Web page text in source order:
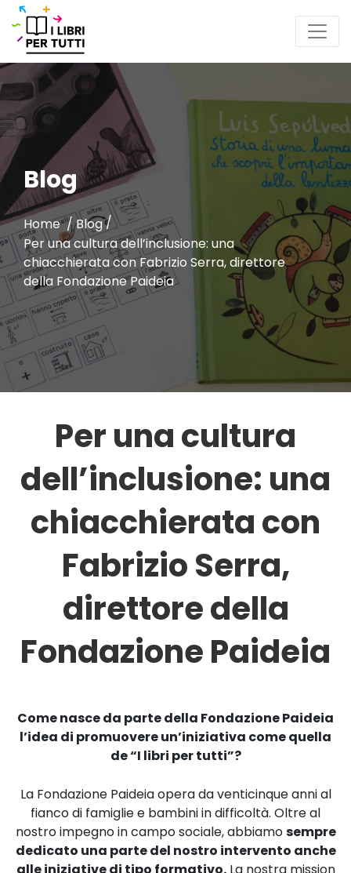
Blog
Home /Blog/
Per una cultura dell’inclusione: una
chiacchierata con Fabrizio Serra, direttore
della Fondazione Paideia
Per una cultura
dell’inclusione: una
chiacchierata con
Fabrizio Serra,
direttore della
Fondazione Paideia
Come nasce da parte della Fondazione Paideia
l’idea di promuovere un’iniziativa come quella
de“I libri per tutti”?
La Fondazione Paideia opera da venticinque anni al
fianco di famiglie e bambini in difficoltà. Oltre al
nostro impegno in campo sociale, abbiamosempre
dedicato una parte del nostro intervento anche